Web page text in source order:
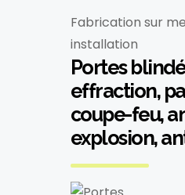
Fabrication sur
installation
Portes
effraction,
coupe-feu,
explosion,